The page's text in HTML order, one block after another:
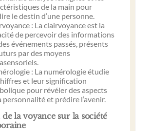
de la main pour
le destin d’une personne.
: La clairvoyance est la
de percevoir des informations
événements passés, présents
par des moyens
: La numérologie étudie
et leur signification
pour révéler des aspects
personnalité et prédire l’avenir.
de la voyance sur la société